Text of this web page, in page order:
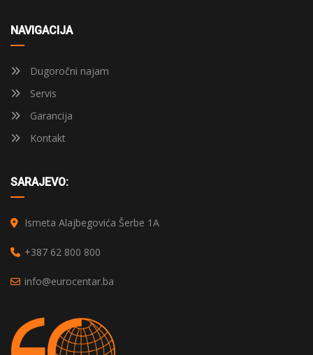
NAVIGACIJA
Dugoročni najam
Servis
Garancija
Kontakt
SARAJEVO:
Ismeta Alajbegovića Šerbe 1A
+387 62 800 800
info@eurocentar.ba